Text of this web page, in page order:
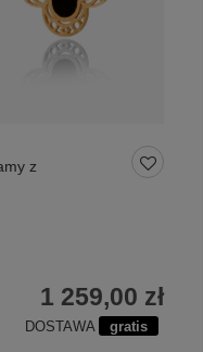
z
1 259,00 zł
DOSTAWA gratis